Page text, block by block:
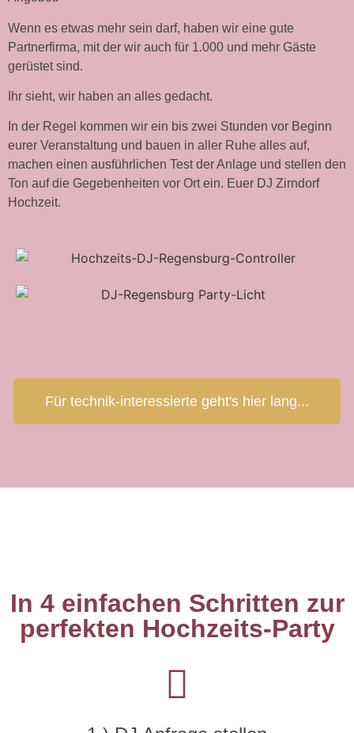
Wenn es etwas mehr sein darf, haben wir eine gute
Partnerfirma, mit der wir auch für 1.000 und mehr Gäste
gerüstet sind.
Ihr sieht, wir haben an alles gedacht.
In der Regel kommen wir ein bis zwei Stunden vor Beginn
eurer Veranstaltung und bauen in aller Ruhe alles auf,
machen einen ausführlichen Test der Anlage und stellen den
Ton auf die Gegebenheiten vor Ort ein. Euer DJ Zirndorf
Hochzeit.
Für technik-interessierte geht's hier lang...
In 4 einfachen Schritten zur
perfekten Hochzeits-Party